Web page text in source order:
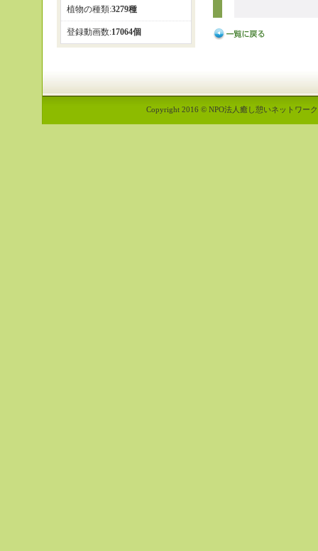
植物の種類:3279種
登録動画数:17064個
Copyright 2016 © NPO法人癒し憩いネットワー